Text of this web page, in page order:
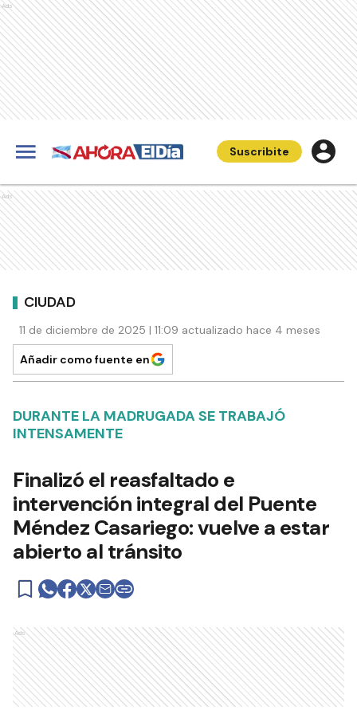
Ads
Suscribite
Ads
CIUDAD
11 de diciembre de 2025 | 11:09 actualizado hace 4 meses
Añadir como fuente en
DURANTE LA MADRUGADA SE TRABAJÓ
INTENSAMENTE
Finalizó el reasfaltado e
intervención integral del Puente
Méndez Casariego: vuelve a estar
abierto al tránsito
Ads